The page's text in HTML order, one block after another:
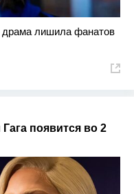
драма лишила фанатов
появится во 2